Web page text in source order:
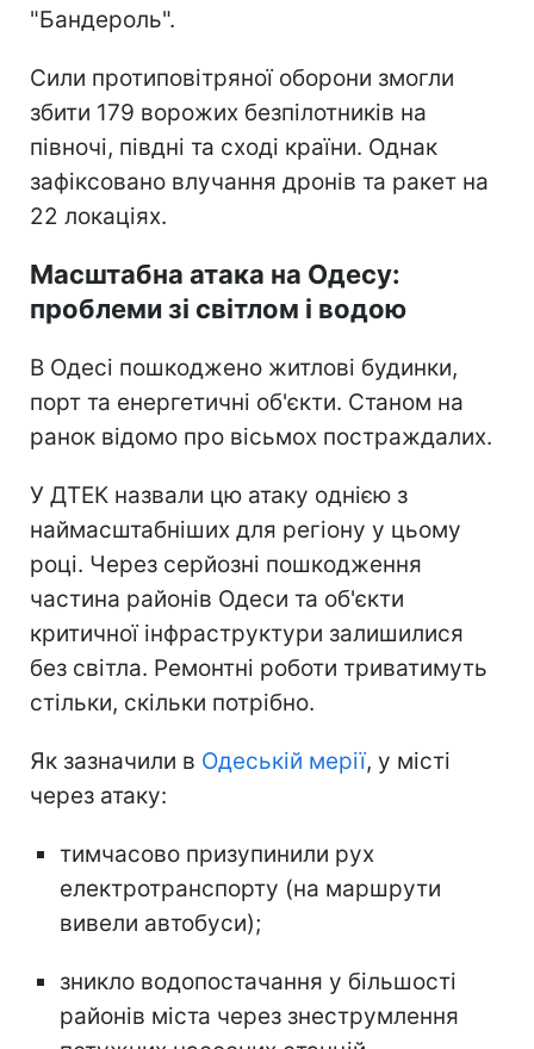
"Бандероль".
Сили протиповітряної оборони змогли
збити 179 ворожих безпілотників на
півночі, півдні та сході країни. Однак
зафіксовано влучання дронів та ракет на
22 локаціях.
Масштабна атака на Одесу:
проблеми зі світлом і водою
В Одесі пошкоджено житлові будинки,
порт та енергетичні об'єкти. Станом на
ранок відомо про вісьмох постраждалих.
У ДТЕК назвали цю атаку однією з
наймасштабніших для регіону у цьому
році. Через серйозні пошкодження
частина районів Одеси та об'єкти
критичної інфраструктури залишилися
без світла. Ремонтні роботи триватимуть
стільки, скільки потрібно.
Як зазначили в Одеській мерії, у місті
через атаку:
тимчасово призупинили рух
електротранспорту (на маршрути
вивели автобуси);
зникло водопостачання у більшості
районів міста через знеструмлення